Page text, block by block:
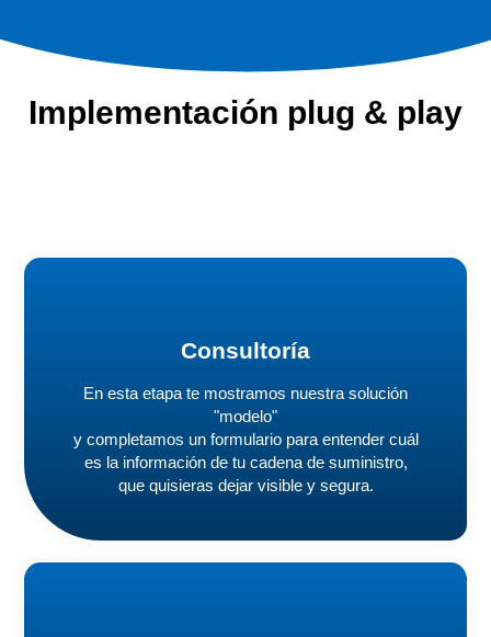
Implementación plug & play
Consultoría
En esta etapa te mostramos nuestra solución
"modelo"
y completamos un formulario para entender cuál
es la información de tu cadena de suministro,
que quisieras dejar visible y segura.